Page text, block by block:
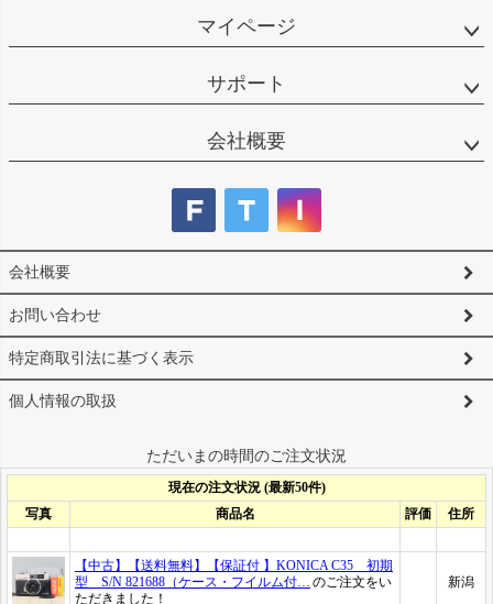
マイページ
サポート
会社概要
会社概要
お問い合わせ
特定商取引法に基づく表示
個人情報の取扱
ただいまの時間のご注文状況